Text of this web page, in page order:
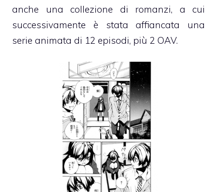
anche una collezione di romanzi, a cui
successivamente è stata affiancata una
serie animata di 12 episodi, più 2 OAV.